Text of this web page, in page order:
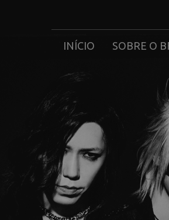
INÍCIO SOBRE O